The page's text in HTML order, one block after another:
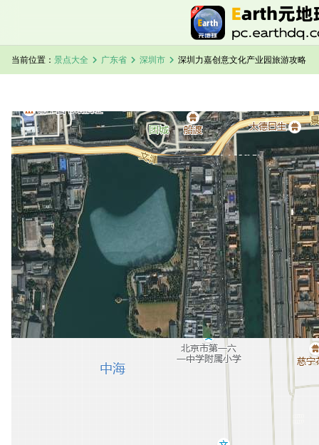
当前位置： 景点大全 chevron_right 广东省 chevron_right 深圳市 chevron_right 深圳力嘉创意文化产业园旅游攻略
深圳力嘉创意文化产业园卫星地图加载中，请稍候...